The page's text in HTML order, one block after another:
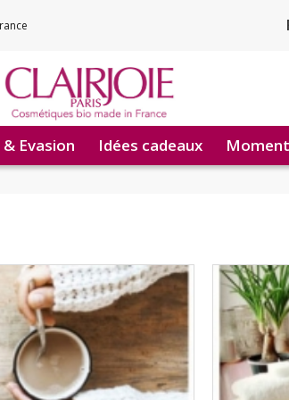
Evasion Idées cadeaux